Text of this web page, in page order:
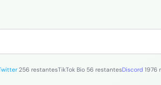
256 restantesTikTok Bio 56 restantesDiscord 1976